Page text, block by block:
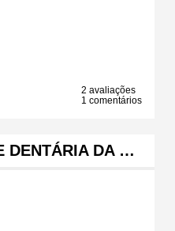
2 avaliações
1 comentários
DENTÁRIA DA …